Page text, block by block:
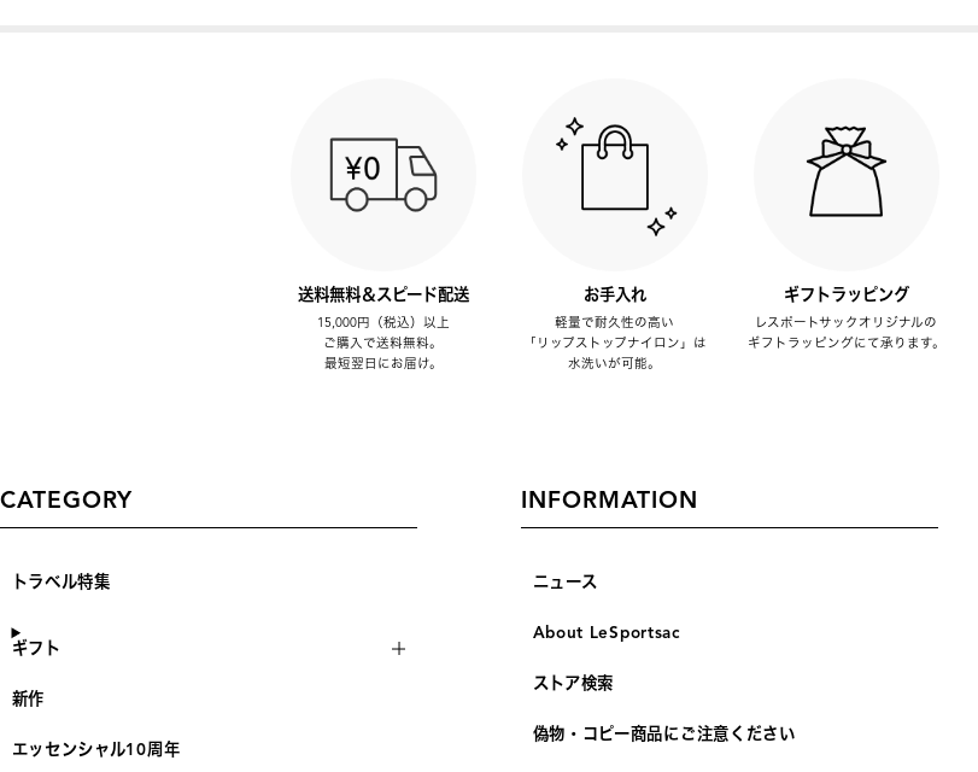
送料無料＆スピード配送
15,000円（税込）以上
ご購入で送料無料。
最短翌日にお届け。
お手入れ
軽量で耐久性の高い
「リップストップナイロン」は
水洗いが可能。
ギフトラッピング
レスポートサックオリジナルの
ギフトラッピングにて承ります。
CATEGORY
トラベル特集
ギフト
新作
エッセンシャル10周年
INFORMATION
ニュース
About LeSportsac
ストア検索
偽物・コピー商品にご注意ください